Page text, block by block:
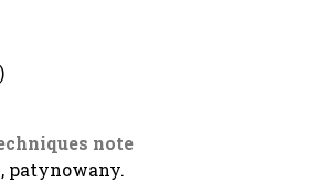
note
patynowany.